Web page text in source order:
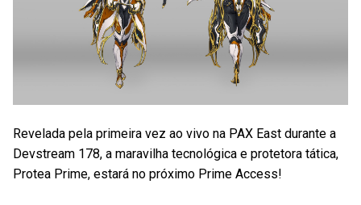
Revelada pela primeira vez ao vivo na PAX East durante a
Devstream 178, a maravilha tecnológica e protetora tática,
Protea Prime, estará no próximo Prime Access!